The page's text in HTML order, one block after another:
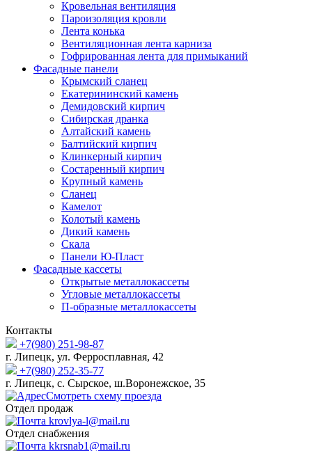
Кровельная вентиляция
Пароизоляция кровли
Лента конька
Вентиляционная лента карниза
Гофрированная лента для примыканий
Фасадные панели
Крымский сланец
Екатерининский камень
Демидовский кирпич
Сибирская дранка
Алтайский камень
Балтийский кирпич
Клинкерный кирпич
Состаренный кирпич
Крупный камень
Сланец
Камелот
Колотый камень
Дикий камень
Скала
Панели Ю-Пласт
Фасадные кассеты
Открытые металлокассеты
Угловые металлокассеты
П-образные металлокассеты
Контакты
+7(980) 251-98-87
г. Липецк, ул. Ферросплавная, 42
+7(980) 252-35-77
г. Липецк, с. Сырское, ш.Воронежское, 35
Смотреть схему проезда
Отдел продаж
krovlya-l@mail.ru
Отдел снабжения
kkrsnab1@mail.ru